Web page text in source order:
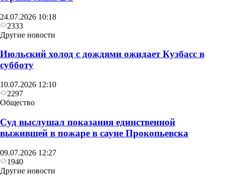
Общество
Глава Прокопьевска рассказал, как
преображается Сквер «Школьный»
24.07.2026 10:18
2333
Другие новости
Июльский холод с дождями ожидает Кузбасс в
субботу
10.07.2026 12:10
2297
Общество
Суд выслушал показания единственной
выжившей в пожаре в сауне Прокопьевска
09.07.2026 12:27
1940
Другие новости